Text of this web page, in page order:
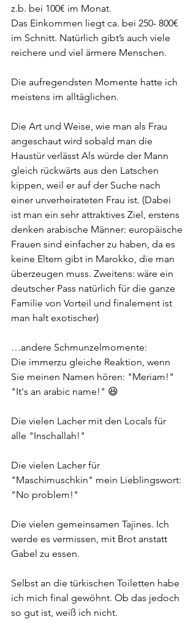
z.b. bei 100€ im Monat.
Das Einkommen liegt ca. bei 250- 800€
im Schnitt. Natürlich gibt’s auch viele
reichere und viel ärmere Menschen.
Die aufregendsten Momente hatte ich
meistens im alltäglichen.
Die Art und Weise, wie man als Frau
angeschaut wird sobald man die
Haustür verlässt Als würde der Mann
gleich rückwärts aus den Latschen
kippen, weil er auf der Suche nach
einer unverheirateten Frau ist. (Dabei
ist man ein sehr attraktives Ziel, erstens
denken arabische Männer: europäische
Frauen sind einfacher zu haben, da es
keine Eltern gibt in Marokko, die man
überzeugen muss. Zweitens: wäre ein
deutscher Pass natürlich für die ganze
Familie von Vorteil und finalement ist
man halt exotischer)
…andere Schmunzelmomente:
Die immerzu gleiche Reaktion, wenn
Sie meinen Namen hören: "Meriam!"
"It's an arabic name!" 😆
Die vielen Lacher mit den Locals für
alle "Inschallah!"
Die vielen Lacher für
"Maschimuschkin" mein Lieblingswort:
"No problem!"
Die vielen gemeinsamen Tajines. Ich
werde es vermissen, mit Brot anstatt
Gabel zu essen.
Selbst an die türkischen Toiletten habe
ich mich final gewöhnt. Ob das jedoch
so gut ist, weiß ich nicht.